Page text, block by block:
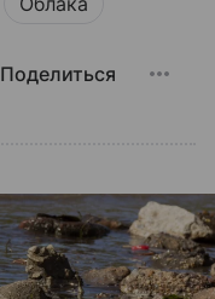
Поделиться